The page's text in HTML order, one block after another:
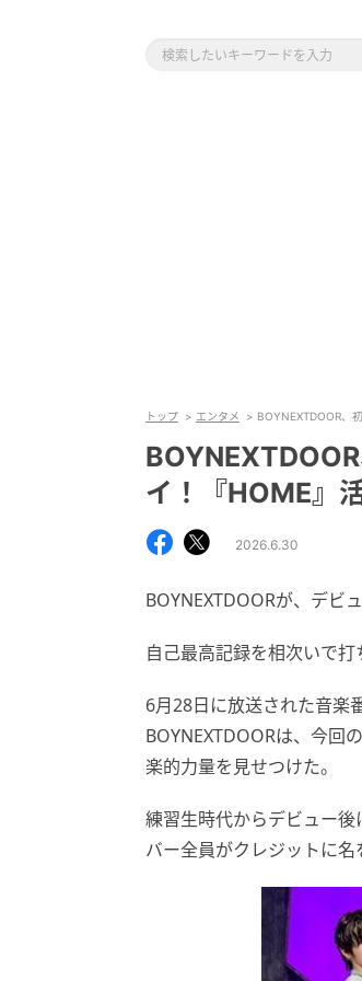
トップ エンタメ BOYNEXTDOOR、
イ！『HOME』
2026.6.30
BOYNEXTDOORが、デビ
自己最高記録を相次いで打
6月28日に放送された音楽
BOYNEXTDOORは、今回
楽的力量を見せつけた。
練習生時代からデビュー
バー全員がクレジットに名